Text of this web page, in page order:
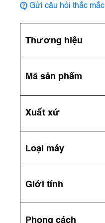
Gửi câu hỏi thắc mắc
Thương hiệu
Mã sản phẩm
Xuất xứ
Loại máy
Giới tính
Phong cách